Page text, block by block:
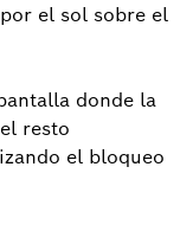
el sol sobre el
donde la
resto
el bloqueo